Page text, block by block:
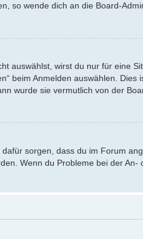
so wende dich an die Board-
auswählst, wirst du nur für eine
beim Anmelden auswählen.
wurde sie vermutlich von der
sorgen, dass du im Forum
Wenn du Probleme bei der